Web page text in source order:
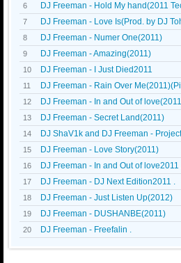
6 DJ Freeman - Hold My hand(2011
7 DJ Freeman - Love Is(Prod. by DJ
8 DJ Freeman - Numer One(2011)
9 DJ Freeman - Amazing(2011)
10 DJ Freeman - I Just Died2011
11 DJ Freeman - Rain Over
12 DJ Freeman - In and Out of
13 DJ Freeman - Secret Land(2011)
14 DJ ShaV1k and DJ Freeman -
15 DJ Freeman - Love Story(2011)
16 DJ Freeman - In and Out of love2011
17 DJ Freeman - DJ Next Edition2011 .
18 DJ Freeman - Just Listen Up(2012)
19 DJ Freeman - DUSHANBE(2011)
20 DJ Freeman - Freefalin .